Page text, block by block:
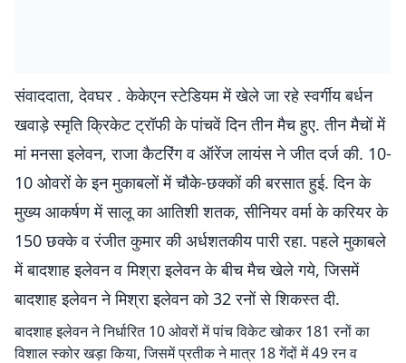
संवाददाता, देवघर . केकेएन स्टेडियम में खेले जा रहे स्वर्गीय बर्धन
खवाड़े स्मृति क्रिकेट ट्रॉफी के पांचवें दिन तीन मैच हुए. तीन मैचों में
मां मनसा इलेवन, राजा कैटरिंग व ऑरेंज लायंस ने जीत दर्ज की. 10-
10 ओवरों के इन मुकाबलों में चौके-छक्कों की बरसात हुई. दिन के
मुख्य आकर्षण में सालू का आतिशी शतक, सीनियर वर्मा के करियर के
150 छक्के व रंजीत कुमार की अर्धशतकीय पारी रहा. पहले मुकाबले
में बादशाह इलेवन व मिश्रा इलेवन के बीच मैच खेले गये, जिसमें
बादशाह इलेवन ने मिश्रा इलेवन को 32 रनों से शिकस्त दी.
बादशाह इलेवन ने निर्धारित 10 ओवरों में पांच विकेट खोकर 181 रनों का
विशाल स्कोर खड़ा किया, जिसमें प्रतीक ने मात्र 18 गेंदों में 49 रन व